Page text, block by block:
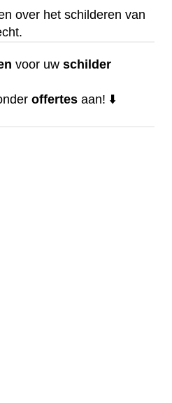
over het schilderen van
voor uw schilder
offertes aan! ⬇️